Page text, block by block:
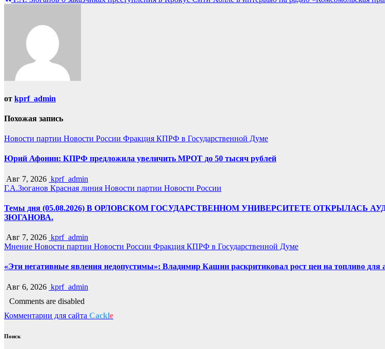
по
от kprf_admin
Похожая запись
Новости партии Новости России Фракция КПРФ в Государственной Думе
Юрий Афонин: КПРФ предложила увеличить МРОТ до 50 тысяч рублей
Авг 7, 2026 kprf_admin
Г.А.Зюганов Красная линия Новости партии Новости России
Темы дня (05.08.2026) В ОРЛОВСКОМ ГОСУДАРСТВЕННОМ УНИВЕРСИТЕТЕ
ЗЮГАНОВА.
Авг 7, 2026 kprf_admin
Мнение Новости партии Новости России Фракция КПРФ в Государственной Думе
«Эти негативные явления недопустимы»: Владимир Кашин раскритиковал рост цен на топливо для
Авг 6, 2026 kprf_admin
Comments are disabled
Комментарии для сайта Cackle
Поиск